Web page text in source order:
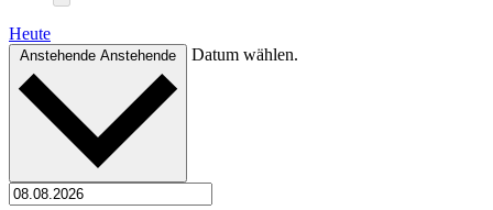
Heute
Anstehende Anstehende Datum wählen.